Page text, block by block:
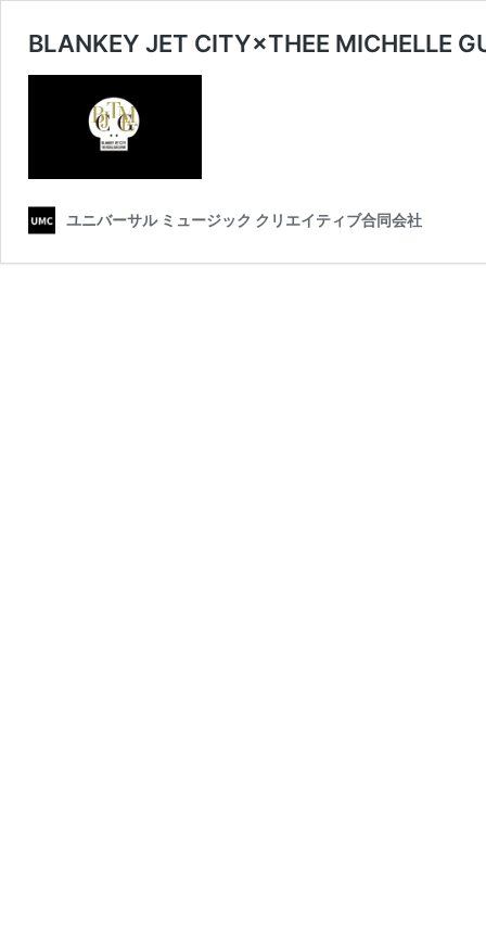
BLANKEY JET CITY×THEE MICHELLE
ユニバーサル ミュージック クリエイティブ合同会社